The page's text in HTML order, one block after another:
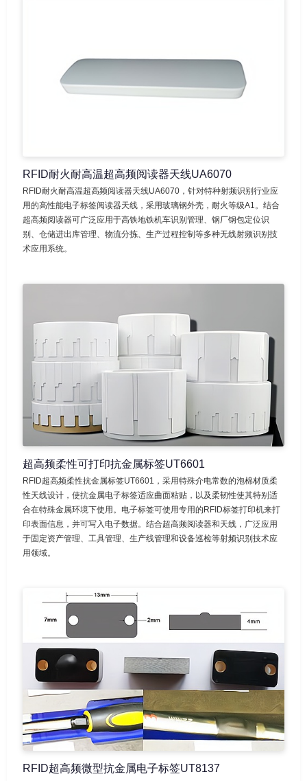
RFID耐火耐高温超高频阅读器天线UA6070
RFID耐火耐高温超高频阅读器天线UA6070，针对特种射频识别行业应
用的高性能电子标签阅读器天线，采用玻璃钢外壳，耐火等级A1。结合
超高频阅读器可广泛应用于高铁地铁机车识别管理、钢厂钢包定位识
别、仓储进出库管理、物流分拣、生产过程控制等多种无线射频识别技
术应用系统。
超高频柔性可打印抗金属标签UT6601
RFID超高频柔性抗金属标签UT6601，采用特殊介电常数的泡棉材质柔
性天线设计，使抗金属电子标签适应曲面粘贴，以及柔韧性使其特别适
合在特殊金属环境下使用。电子标签可使用专用的RFID标签打印机来打
印表面信息，并可写入电子数据。结合超高频阅读器和天线，广泛应用
于固定资产管理、工具管理、生产线管理和设备巡检等射频识别技术应
用领域。
RFID超高频微型抗金属电子标签UT8137